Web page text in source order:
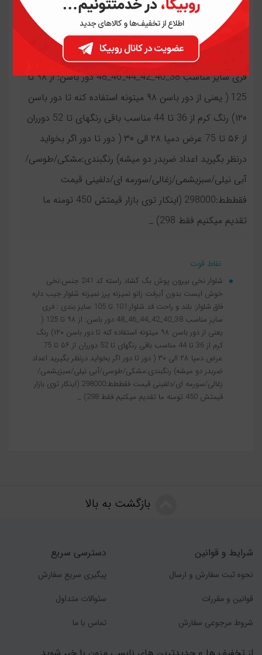
شلوار نخی بیرون پوش بگ گشاد راسته کد 241 جنس:نخی
خوش ایست بدون آبرفت زانو نمیزنه پرز نمیزنه شلوار جیب
داره فاق شلوار: بلند و راحت قد شلوار:101 تا 105 سایز بندی :
فری سایز مناسب 38_40_42_44_46_48 دور باسن: از ۹۸ تا
125 ( یعنی از دور باسن ۹۸ میتونه استفاده کنه تا دور باسن
۱۲۰) رنگ کرم از 36 تا 44 مناسب باقی رنگهای تا 52 دورران
از ۵۶ تا 75 عرض دمپا ۲۸ الی ۳۰ ( دور تا دور اگر بخواید
درنظر بگیرید اعداد ضربدر دو میشه) رنگبندی:مشکی/طوسی/
آبی نیلی/سبزیشمی/زغالی/سورمه ای/دلفینی قیمت
فقططط:298000 (اینکار توی بازار قیمتش 450 تومنه ما
تقدیم میکنیم فقط 298) _
نقاط قوت
شلوار نخی بیرون پوش بگ گشاد راسته کد 241 جنس:نخی
خوش ایست بدون آبرفت زانو نمیزنه پرز نمیزنه شلوار جیب داره
فاق شلوار: بلند و راحت قد شلوار:101 تا 105 سایز بندی : فری
سایز مناسب 38_40_42_44_46_48 دور باسن: از ۹۸ تا 125 (
یعنی از دور باسن ۹۸ میتونه استفاده کنه تا دور باسن ۱۲۰) رنگ
کرم از 36 تا 44 مناسب باقی رنگهای تا 52 دورران از ۵۶ تا 75
عرض دمپا ۲۸ الی ۳۰ ( دور تا دور اگر بخواید درنظر بگیرید اعداد
ضربدر دو میشه) رنگبندی:مشکی/طوسی/آبی نیلی/سبزیشمی/
زغالی/سورمه ای/دلفینی قیمت فقططط:298000 (اینکار توی بازار
قیمتش 450 تومنه ما تقدیم میکنیم فقط 298) _
بازگشت به بالا
شرایط و قوانین
نحوه ثبت سفارش و ارسال
قوانین و مقررات
شروط مرجوعی سفارش
دسترسی سریع
پیگیری سریع سفارش
سئوالات متداول
تماس با ما